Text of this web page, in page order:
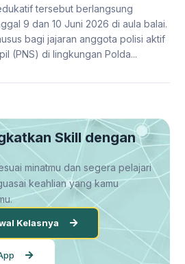
tersebut berlangsung
9 dan 10 Juni 2026 di aula balai.
bagi jajaran anggota polisi aktif
(PNS) di lingkungan Polda...
Skill dengan
minatmu dan segera pelajari
keahlian yang kamu
Kelasnya